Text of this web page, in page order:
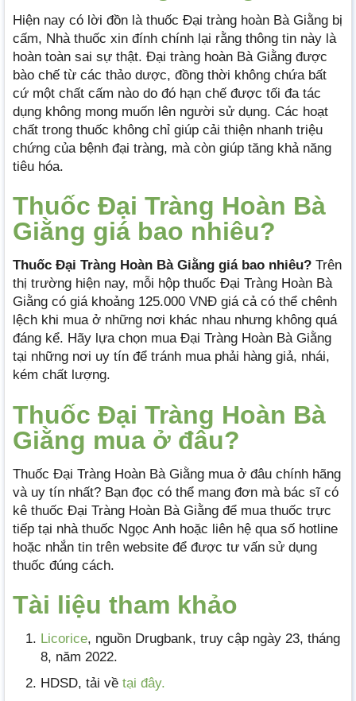
Hiện nay có lời đồn là thuốc Đại tràng hoàn Bà Giằng bị
cấm, Nhà thuốc xin đính chính lại rằng thông tin này là
hoàn toàn sai sự thật. Đại tràng hoàn Bà Giằng được
bào chế từ các thảo dược, đồng thời không chứa bất
cứ một chất cấm nào do đó hạn chế được tối đa tác
dụng không mong muốn lên người sử dụng. Các hoạt
chất trong thuốc không chỉ giúp cải thiện nhanh triệu
chứng của bệnh đại tràng, mà còn giúp tăng khả năng
tiêu hóa.
Thuốc Đại Tràng Hoàn Bà
Giằng giá bao nhiêu?
Thuốc Đại Tràng Hoàn Bà Giằng giá bao nhiêu? Trên
thị trường hiện nay, mỗi hộp thuốc Đại Tràng Hoàn Bà
Giằng có giá khoảng 125.000 VNĐ giá cả có thể chênh
lệch khi mua ở những nơi khác nhau nhưng không quá
đáng kể. Hãy lựa chọn mua Đại Tràng Hoàn Bà Giằng
tại những nơi uy tín để tránh mua phải hàng giả, nhái,
kém chất lượng.
Thuốc Đại Tràng Hoàn Bà
Giằng mua ở đâu?
Thuốc Đại Tràng Hoàn Bà Giằng mua ở đâu chính hãng
và uy tín nhất? Bạn đọc có thể mang đơn mà bác sĩ có
kê thuốc Đại Tràng Hoàn Bà Giằng để mua thuốc trực
tiếp tại nhà thuốc Ngọc Anh hoặc liên hệ qua số hotline
hoặc nhắn tin trên website để được tư vấn sử dụng
thuốc đúng cách.
Tài liệu tham khảo
Licorice, nguồn Drugbank, truy cập ngày 23, tháng
8, năm 2022.
HDSD, tải về tại đây.